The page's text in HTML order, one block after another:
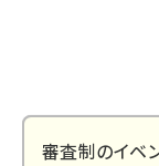
審査制のイベ